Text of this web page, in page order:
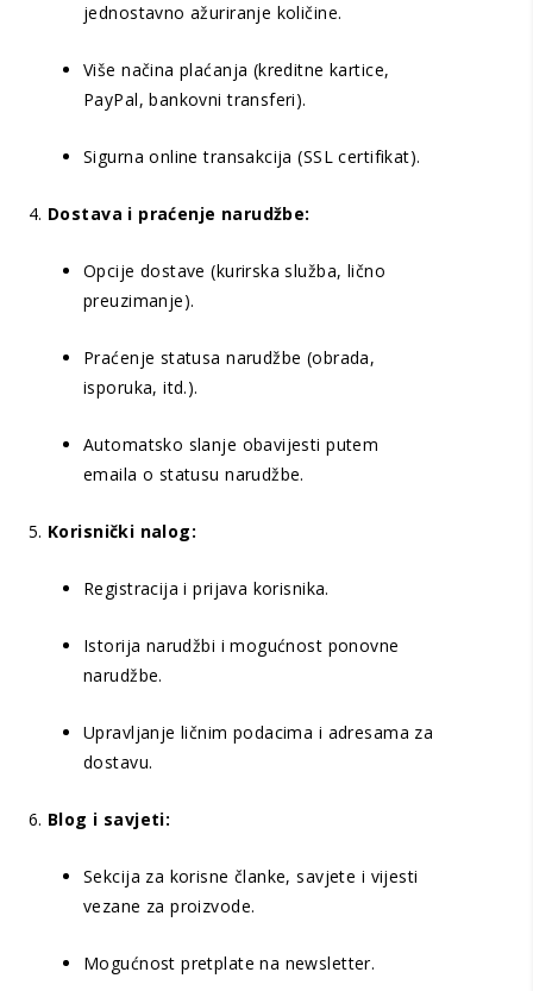
jednostavno ažuriranje količine.
Više načina plaćanja (kreditne kartice,
PayPal, bankovni transferi).
Sigurna online transakcija (SSL certifikat).
Dostava i praćenje narudžbe:
Opcije dostave (kurirska služba, lično
preuzimanje).
Praćenje statusa narudžbe (obrada,
isporuka, itd.).
Automatsko slanje obavijesti putem
emaila o statusu narudžbe.
Korisnički nalog:
Registracija i prijava korisnika.
Istorija narudžbi i mogućnost ponovne
narudžbe.
Upravljanje ličnim podacima i adresama za
dostavu.
Blog i savjeti:
Sekcija za korisne članke, savjete i vijesti
vezane za proizvode.
Mogućnost pretplate na newsletter.